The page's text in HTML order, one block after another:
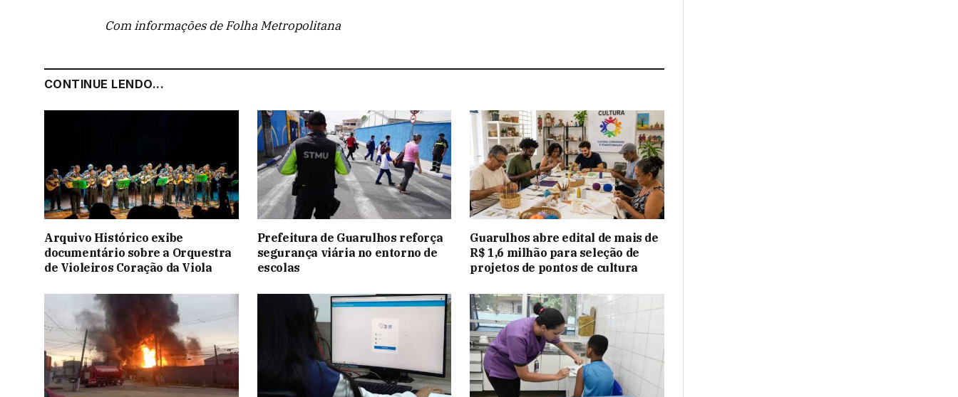
Com informações de Folha Metropolitana
CONTINUE LENDO...
Arquivo Histórico exibe
documentário sobre a Orquestra
de Violeiros Coração da Viola
Prefeitura de Guarulhos reforça
segurança viária no entorno de
escolas
Guarulhos abre edital de mais de
R$ 1,6 milhão para seleção de
projetos de pontos de cultura